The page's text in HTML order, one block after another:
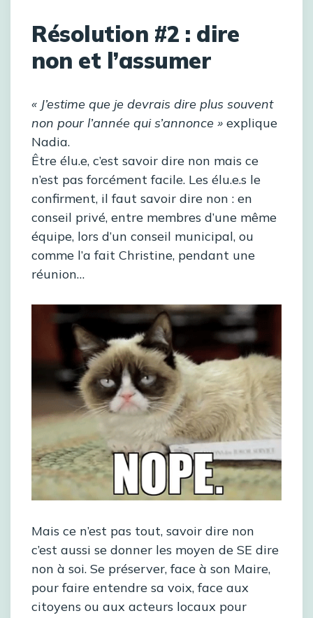
Résolution #2 : dire
non et l’assumer
« J’estime que je devrais dire plus souvent
non pour l’année qui s’annonce » explique
Nadia.
Être élu.e, c’est savoir dire non mais ce
n’est pas forcément facile. Les élu.e.s le
confirment, il faut savoir dire non : en
conseil privé, entre membres d’une même
équipe, lors d’un conseil municipal, ou
comme l’a fait Christine, pendant une
réunion…
Mais ce n’est pas tout, savoir dire non
c’est aussi se donner les moyen de SE dire
non à soi. Se préserver, face à son Maire,
pour faire entendre sa voix, face aux
citoyens ou aux acteurs locaux pour